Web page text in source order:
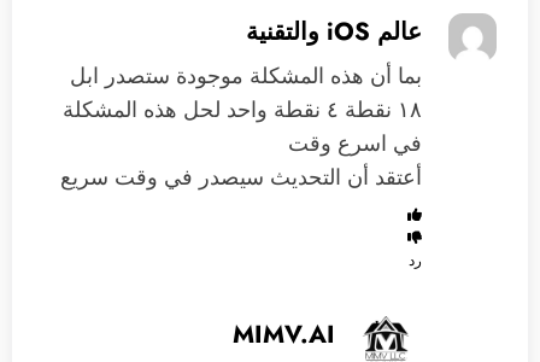
عالم iOS والتقنية
‏بما أن هذه المشكلة موجودة ستصدر ابل
١٨ نقطة ٤ نقطة واحد لحل هذه المشكلة
في اسرع وقت
‏أعتقد أن التحديث سيصدر في وقت سريع
رد
MIMV.AI